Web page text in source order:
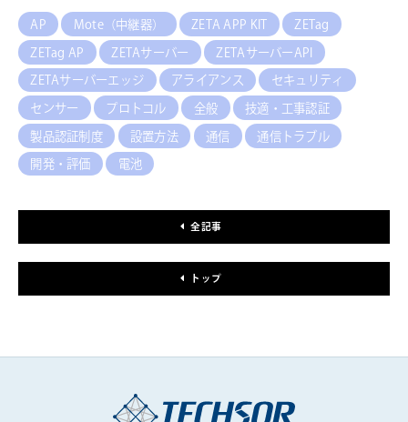
AP Mote（中継器） ZETA APP KIT
ZETag
ZETag AP
ZETAサーバー
ZETAサーバーAPI
ZETAサーバーエッジ
アライアンス
セキュリティ
センサー
プロトコル 全般
技適・工事認証
製品認証制度
設置方法 通信
通信トラブル
開発・評価
電池
全記事
トップ